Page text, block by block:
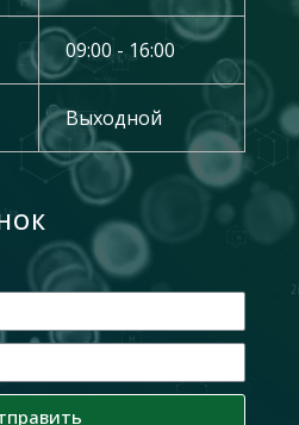
09:00 - 16:00
Выходной